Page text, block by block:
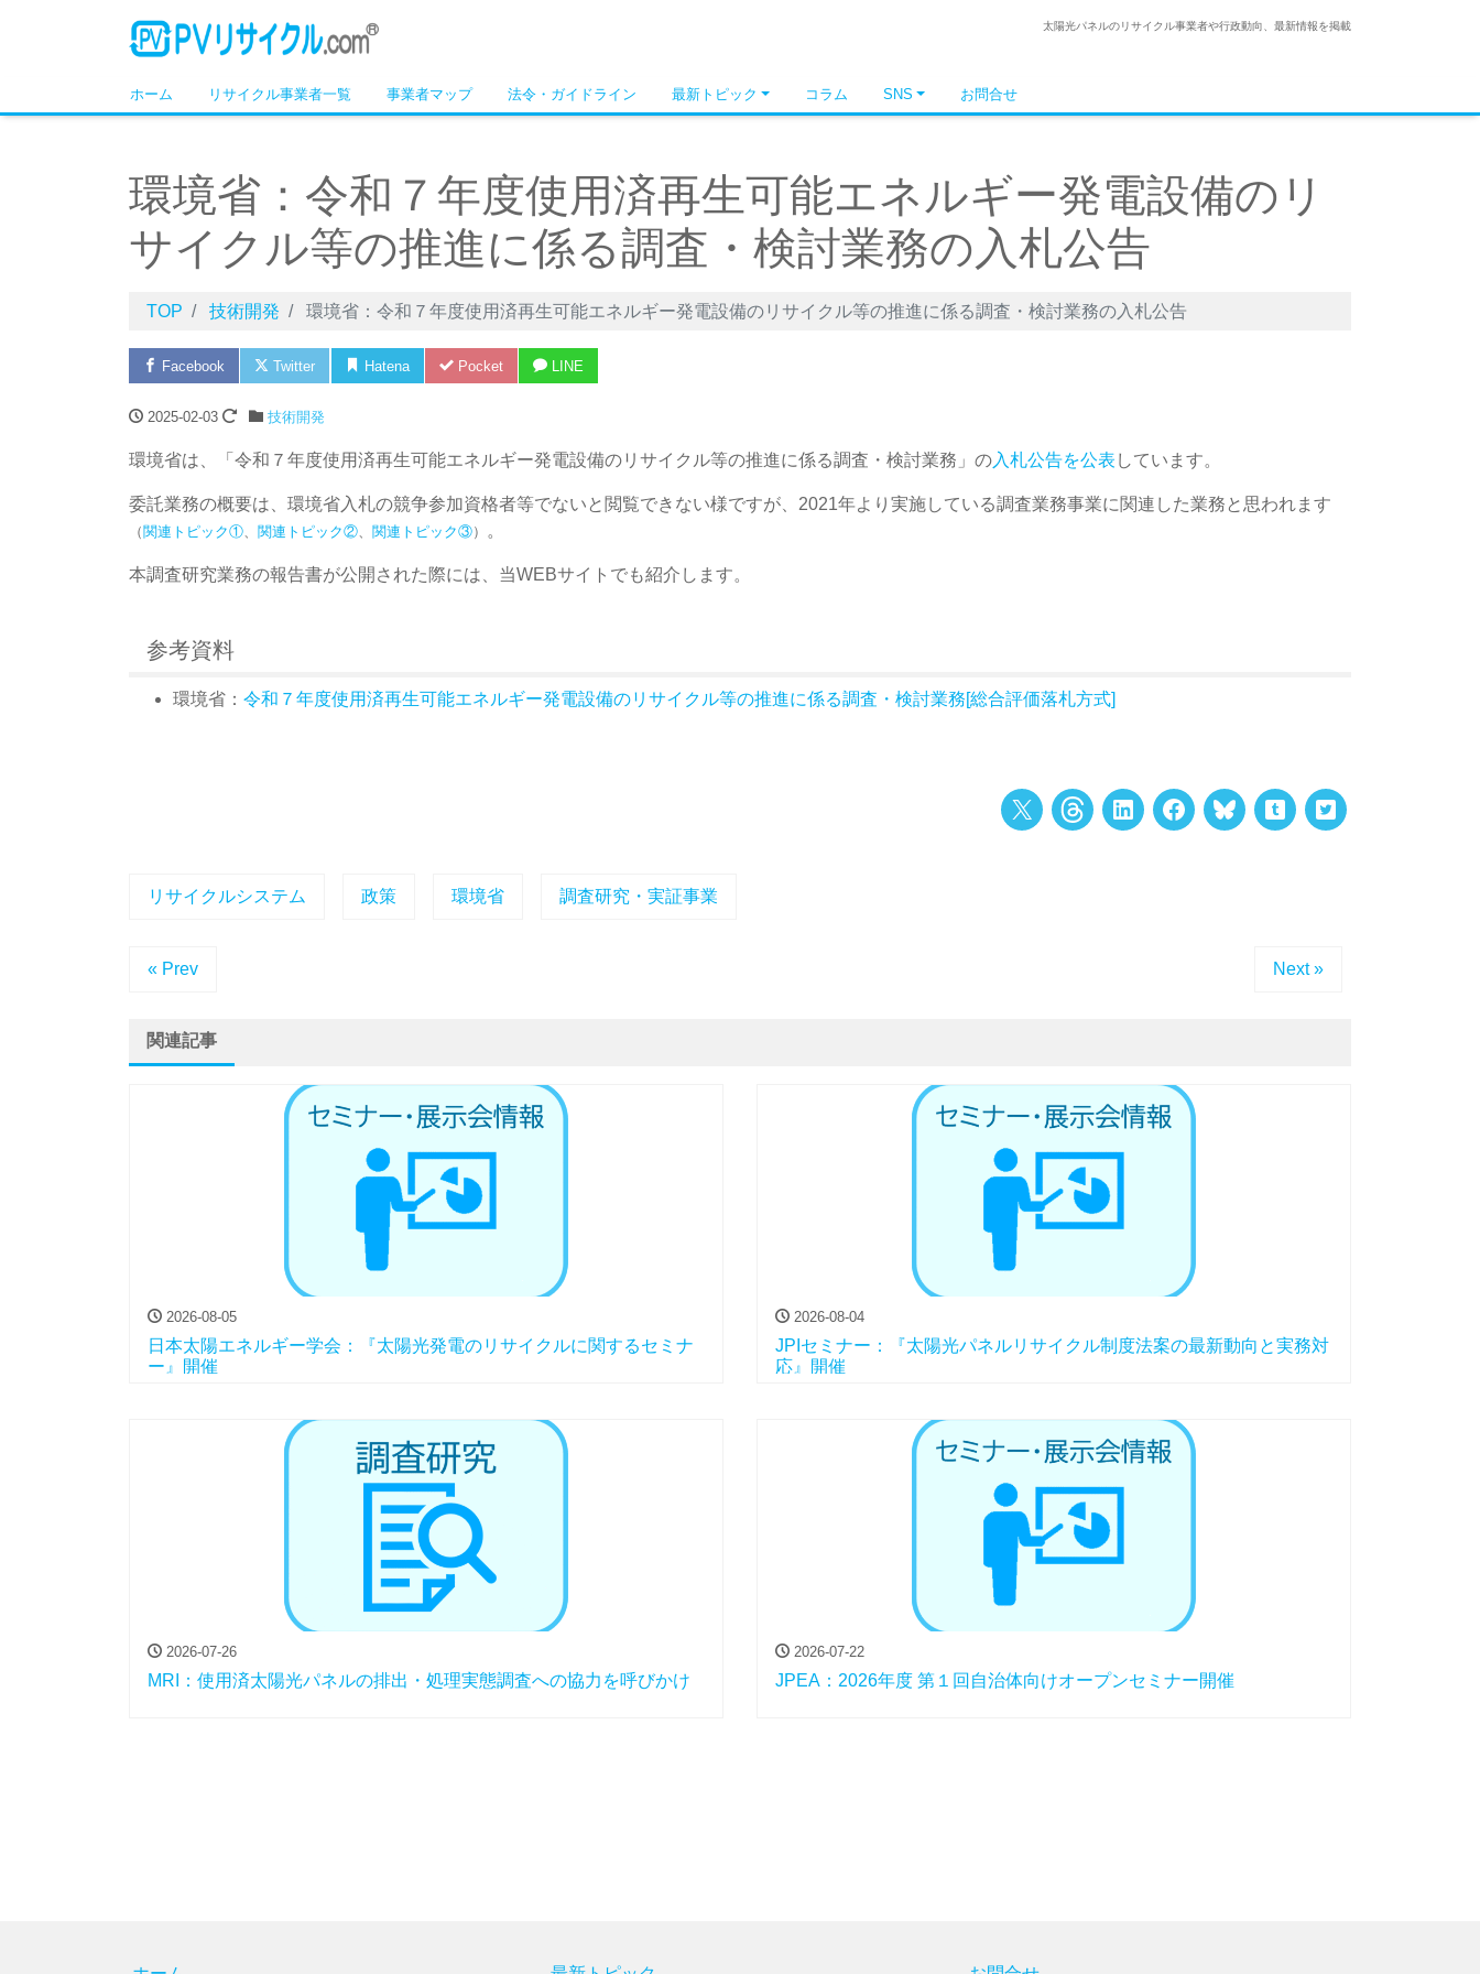
太陽光パネルのリサイクル事業者や行政動向、最新情報を掲載
ホーム リサイクル事業者一覧 事業者マップ 法令・ガイドライン 最新トピック コラム SNS お問合せ
環境省：令和７年度使用済再生可能エネルギー発電設備のリ
サイクル等の推進に係る調査・検討業務の入札公告
TOP 技術開発 環境省：令和７年度使用済再生可能エネルギー発電設備のリサイクル等の推進に係る調査・検討業務の入札公告
Facebook Twitter Hatena Pocket LINE
2025-02-03 技術開発
環境省は、「令和７年度使用済再生可能エネルギー発電設備のリサイクル等の推進に係る調査・検討業務」の入札公告を公表 しています。
委託業務の概要は、環境省入札の競争参加資格者等でないと閲覧できない様ですが、2021年より実施している調査業務事業に関連した業務と思われます
（関連トピック① 関連トピック② 関連トピック③） 。
本調査研究業務の報告書が公開された際には、当WEBサイトでも紹介します。
参考資料
環境省： 令和７年度使用済再生可能エネルギー発電設備のリサイクル等の推進に係る調査・検討業務[総合評価落札方式]
リサイクルシステム 政策 環境省 調査研究・実証事業
« Prev Next »
関連記事
2026-08-05
日本太陽エネルギー学会：『太陽光発電のリサイクルに関するセミナ
ー』開催
2026-08-04
JPIセミナー：『太陽光パネルリサイクル制度法案の最新動向と実務対
応』開催
2026-07-26
MRI：使用済太陽光パネルの排出・処理実態調査への協力を呼びかけ
2026-07-22
JPEA：2026年度 第１回自治体向けオープンセミナー開催